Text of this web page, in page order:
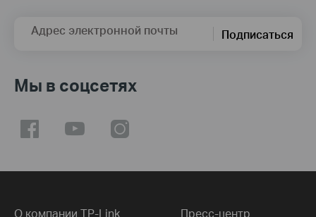
Адрес электронной почты Подписаться
Мы в соцсетях
О компании TP-Link Пресс-центр